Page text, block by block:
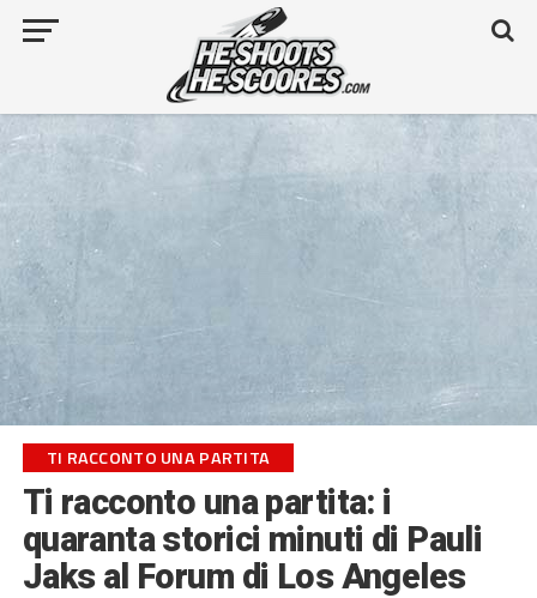
TI RACCONTO UNA PARTITA
Ti racconto una partita: i
quaranta storici minuti di Pauli
Jaks al Forum di Los Angeles